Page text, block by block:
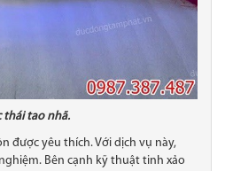
thái tao nhã.
được yêu thích. Với dịch vụ này,
Bên cạnh kỹ thuật tinh xảo